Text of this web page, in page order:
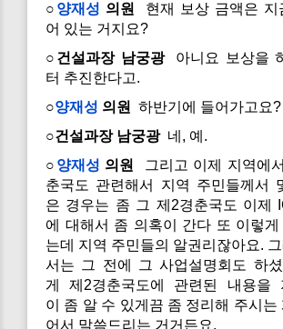
○ 양재성 의원
현재 보상 금액은 지
어 있는 거지요?
○건설과장 남궁광아니요 보상을
터 추진한다고.
○양재성 의원
하반기에 들어가고요?
○건설과장 남궁광네, 예.
○ 양재성 의원
그리고 이제 지역에
춘국도 관련해서 지역 주민들께서
은 경우는 좀 그 제2경춘국도 이제
에 대해서 좀 의혹이 간다 또 이렇게
는데 지역 주민들의 알권리잖아요.
서는 그 전에 그 사업설명회도 하
게 제2경춘국도에 관련된 내용을
이 좀 알 수 있게끔 좀 정리해 주시는
어서 말씀드리는 거거든요.